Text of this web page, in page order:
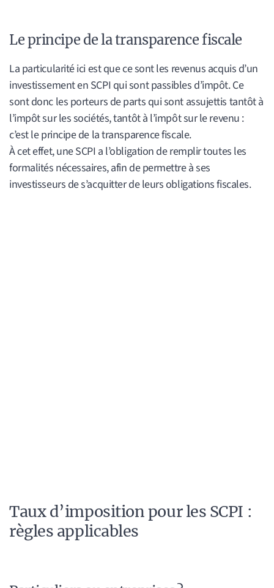
Le principe de la transparence fiscale
La particularité ici est que ce sont les revenus acquis d’un
investissement en SCPI qui sont passibles d’impôt. Ce
sont donc les porteurs de parts qui sont assujettis tantôt à
l’impôt sur les sociétés, tantôt à l’impôt sur le revenu :
c’est le principe de la transparence fiscale.
À cet effet, une SCPI a l’obligation de remplir toutes les
formalités nécessaires, afin de permettre à ses
investisseurs de s’acquitter de leurs obligations fiscales.
Taux d’imposition pour les SCPI :
règles applicables